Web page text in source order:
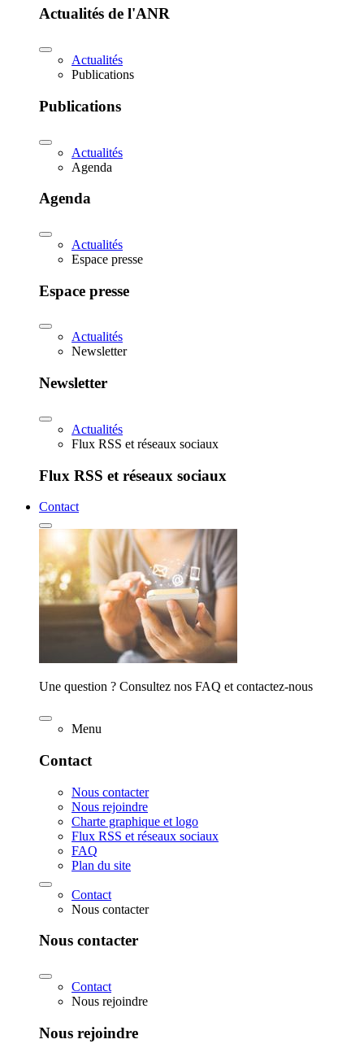
Actualités de l'ANR
Actualités
Publications
Publications
Actualités
Agenda
Agenda
Actualités
Espace presse
Espace presse
Actualités
Newsletter
Newsletter
Actualités
Flux RSS et réseaux sociaux
Flux RSS et réseaux sociaux
Contact
Une question ? Consultez nos FAQ et contactez-nous
Menu
Contact
Nous contacter
Nous rejoindre
Charte graphique et logo
Flux RSS et réseaux sociaux
FAQ
Plan du site
Contact
Nous contacter
Nous contacter
Contact
Nous rejoindre
Nous rejoindre